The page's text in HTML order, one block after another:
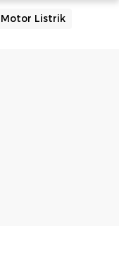
Motor Listrik